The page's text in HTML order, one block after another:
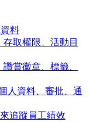
料
取權限、活動目
賞徽章、標籤、
人資料、審批、通
追蹤員工績效